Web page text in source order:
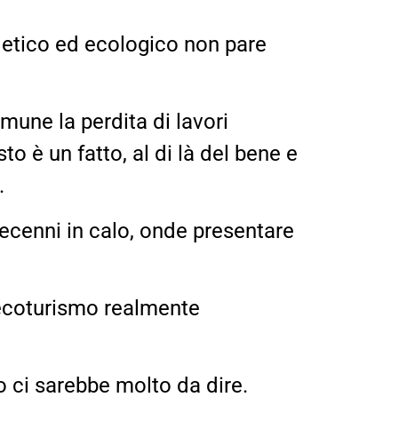
ed ecologico non pare
la perdita di lavori
è un fatto, al di là del bene e
in calo, onde presentare
realmente
ci sarebbe molto da dire.